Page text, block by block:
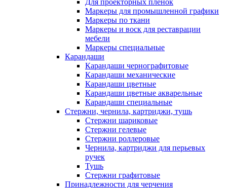
Для проекторных пленок
Маркеры для промышленной графики
Маркеры по ткани
Маркеры и воск для реставрации
мебели
Маркеры специальные
Карандаши
Карандаши чернографитовые
Карандаши механические
Карандаши цветные
Карандаши цветные акварельные
Карандаши специальные
Стержни, чернила, картриджи, тушь
Стержни шариковые
Стержни гелевые
Стержни роллеровые
Чернила, картриджи для перьевых
ручек
Тушь
Стержни графитовые
Принадлежности для черчения